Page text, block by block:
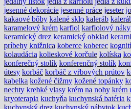
jesenné dekorácie jesenné práce jeseter
kakaové bôby kalené sklo kaleráb
karamelový krém karfiol karfiolový
keramický drez keramický obklad
príbehy knižnica koberce koberec
kolaudácia kolieskové korčule kolíska
konferečný stolík konferenčný stolík
útesy korbáč korbáč z vŕbových prútov
kabelka kožené čižmy kožené topánky
nechty krehké vlasy krém na nohy krém
kryoterapia kuchyňa kuchynská batéria